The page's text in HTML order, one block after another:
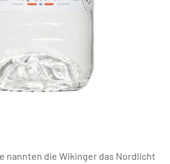
nannten die Wikinger das Nordlicht